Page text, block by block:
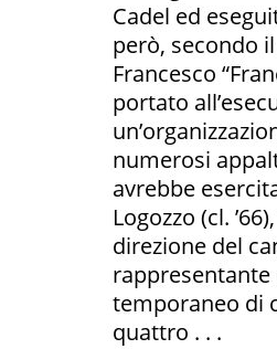
Cadel ed
però, secondo
Francesco
portato
numerosi
avrebbe
Logozzo (cl.
direzione del
rappresentante
temporaneo di
quattro . . .